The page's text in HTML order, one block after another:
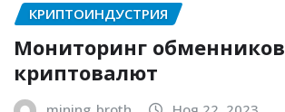
КРИПТОИНДУСТРИЯ
Мониторинг обменников
криптовалют